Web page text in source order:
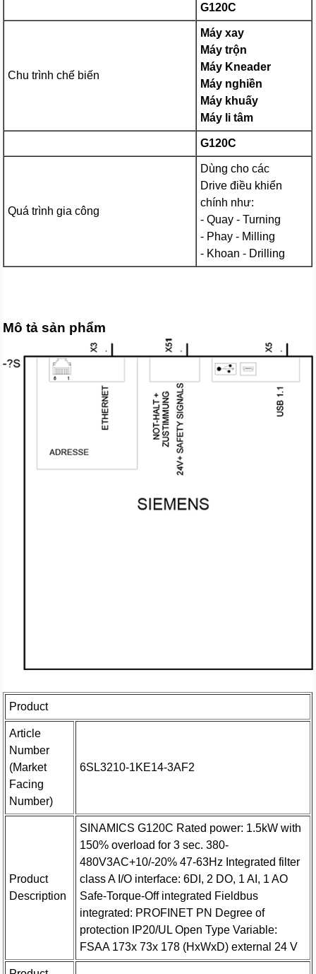
G120C
Chu trình chế biến
Máy xay
Máy trộn
Máy Kneader
Máy nghiền
Máy khuấy
Máy li tâm
G120C
Quá trình gia công
Dùng cho các
Drive điều khiển
chính như:
- Quay - Turning
- Phay - Milling
- Khoan - Drilling
Mô tả sản phẩm
Product
Article
Number
(Market
Facing
Number)
6SL3210-1KE14-3AF2
Product
Description
SINAMICS G120C Rated power: 1.5kW with
150% overload for 3 sec. 380-
480V3AC+10/-20% 47-63Hz Integrated filter
class A I/O interface: 6DI, 2 DO, 1 AI, 1 AO
Safe-Torque-Off integrated Fieldbus
integrated: PROFINET PN Degree of
protection IP20/UL Open Type Variable:
FSAA 173x 73x 178 (HxWxD) external 24 V